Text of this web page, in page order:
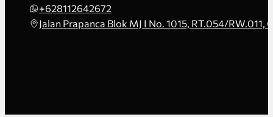
+628112642672
Jalan Prapanca Blok MJ I No. 1015, RT.054/